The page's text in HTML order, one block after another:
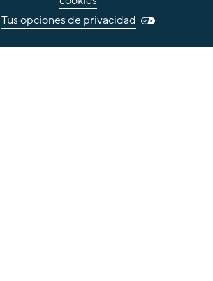
Tus opciones de privacidad